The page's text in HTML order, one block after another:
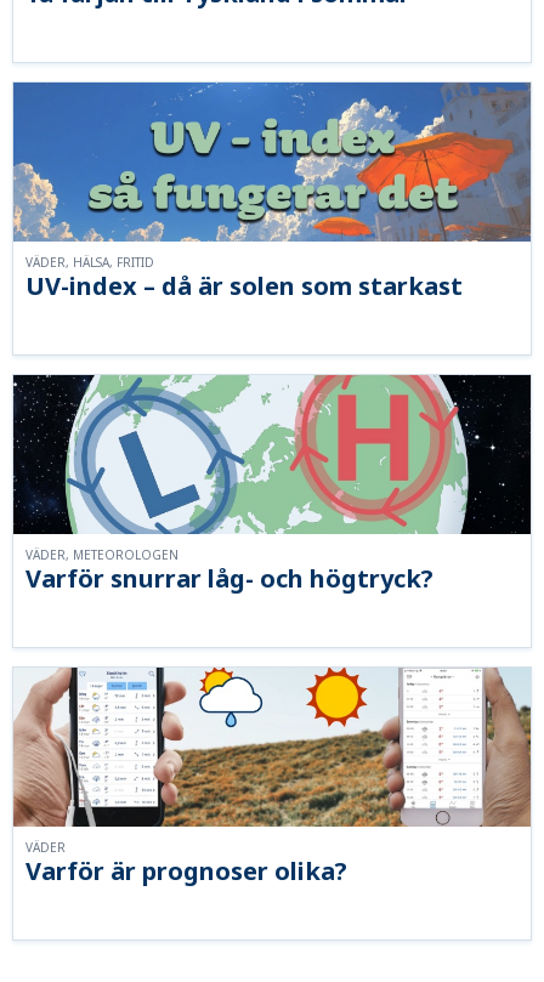
UV-index – då är solen som starkast
VÄDER, HÄLSA, FRITID
Varför snurrar låg- och högtryck?
VÄDER, METEOROLOGEN
Varför är prognoser olika?
VÄDER